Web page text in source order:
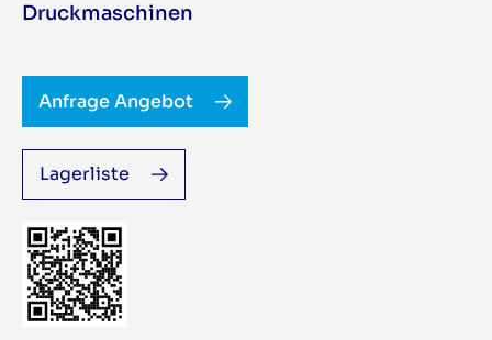
Druckmaschinen
Anfrage Angebot
Lagerliste